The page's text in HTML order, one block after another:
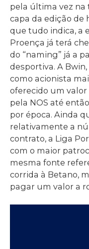
pela última vez na
capa da edição de
que tudo indica, a
Proença já terá
do “naming” já a
desportiva. A
como acionista
oferecido um
pela NOS até
por época. Ainda
relativamente a
contrato, a Liga
com o maior
mesma fonte
corrida à Betano,
pagar um valor a